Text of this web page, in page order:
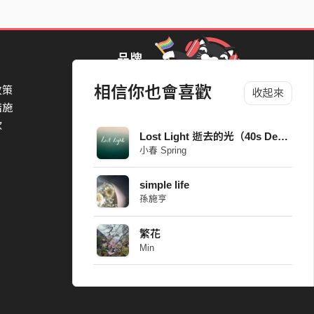
相信你也會喜歡 收起來
Lost Light 逝去的光（40s Demo）
小春 Spring
simple life
孫施亨
繁花
Min
策
施
品牌
StreetVoice Awards 街聲音樂獎
Blow 吹音樂
Packer 派歌
SimpleLife 簡單生活節
ParkPark Carnival
一起比 YEAH 吧